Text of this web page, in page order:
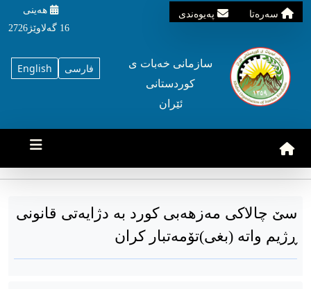
سه‌ره‌تا په‌یوه‌ندی
هه‌ینی
16 گه‌لاوێژ2726
English فارسی
سازمانی خه‌بات ی
کوردستانی
ئێران
سێ چالاکی مەزهەبی کورد بە دژایەتی قانونی
ڕژیم واتە (بغی)تۆمەتبار کران